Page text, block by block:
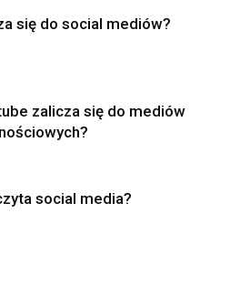
się do social mediów?
zalicza się do mediów
social media?